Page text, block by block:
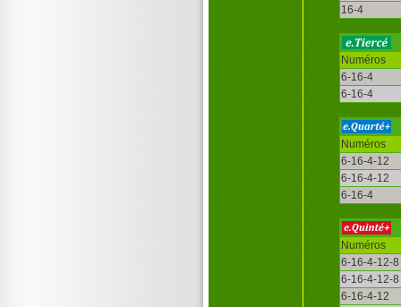
16-4
Numéros
6-16-4
6-16-4
Numéros
6-16-4-12
6-16-4-12
6-16-4
Numéros
6-16-4-12-8
6-16-4-12-8
6-16-4-12